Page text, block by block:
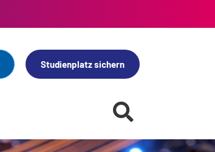
Studienplatz sichern